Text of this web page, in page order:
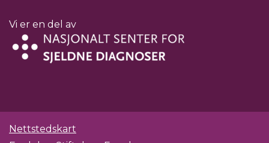
Vi er en del av
Nettstedskart